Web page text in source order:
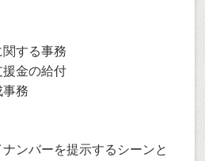
する事務
金の給付
務
ンバーを提示するシーンと